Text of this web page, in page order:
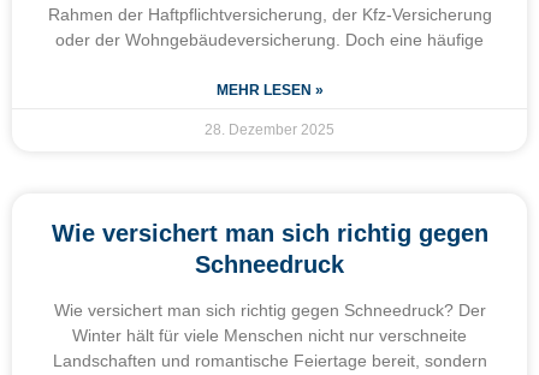
Rahmen der Haftpflichtversicherung, der Kfz-Versicherung
oder der Wohngebäudeversicherung. Doch eine häufige
MEHR LESEN »
28. Dezember 2025
Wie versichert man sich richtig gegen
Schneedruck
Wie versichert man sich richtig gegen Schneedruck? Der
Winter hält für viele Menschen nicht nur verschneite
Landschaften und romantische Feiertage bereit, sondern